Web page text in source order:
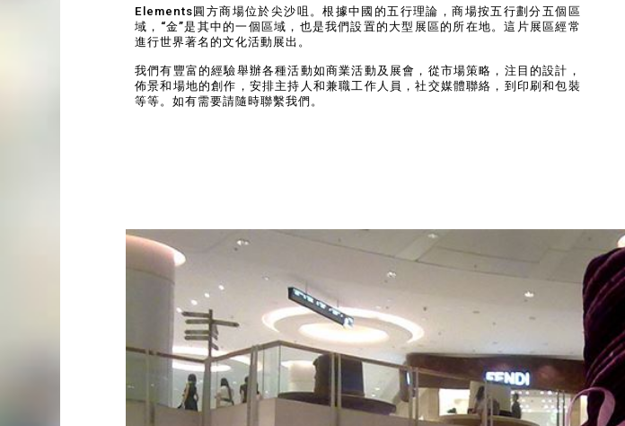
Elements圓方商場位於尖沙咀。根據中國的五行理論，商場按五行劃分五個區
域，“金”是其中的一個區域，也是我們設置的大型展區的所在地。這片展區經常
進行世界著名的文化活動展出。
我們有豐富的經驗舉辦各種活動如商業活動及展會，從市場策略，注目的設計，
佈景和場地的創作，安排主持人和兼職工作人員，社交媒體聯絡，到印刷和包裝
等等。如有需要請隨時聯繫我們。